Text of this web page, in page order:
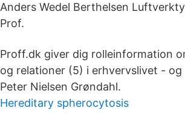
Anders Wedel Berthelsen
Prof.
Proff.dk giver dig rolleinformation
og relationer (5) i erhvervslivet -
Peter Nielsen Grøndahl.
Hereditary spherocytosis